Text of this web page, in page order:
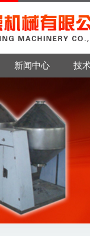
新闻中心 技